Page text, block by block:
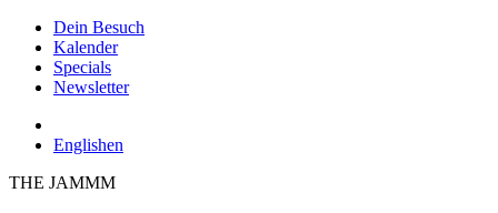
Dein Besuch
Kalender
Specials
Newsletter
Englishen
THE JAMMM